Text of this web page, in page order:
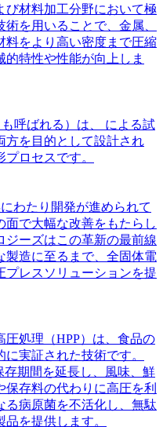
び材料加工分野において極
を用いることで、金属、
料をより高い密度まで圧縮
特性や性能が向上しま
呼ばれる）は、 による試
方を目的として設計され
ロセスです。
わたり開発が進められて
面で大幅な改善をもたらし
ジーズはこの革新の最前線
製造に至るまで、全固体電
プレスソリューションを提
圧処理（HPP）は、食品の
実証された技術です。
存期間を延長し、風味、鮮
存料の代わりに高圧を利
る病原菌を不活化し、無駄
を提供します。